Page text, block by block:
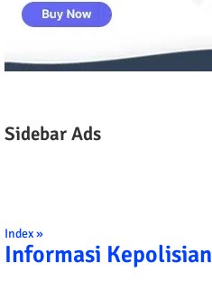
Sidebar Ads
Index »
Informasi Kepolisian